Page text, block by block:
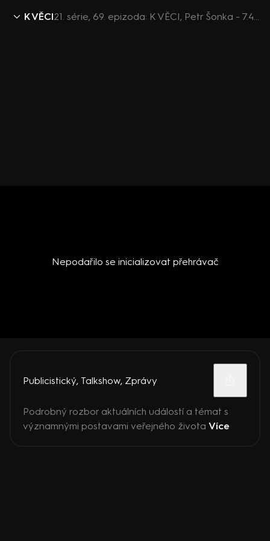
K VĚCI 21. série, 69. epizoda: K VĚCI, Petr Šonka - 7.4. v 12:30
Nepodařilo se inicializovat přehrávač
Publicistický, Talkshow, Zprávy
Podrobný rozbor aktuálních událostí a témat s
významnými postavami veřejného života Více